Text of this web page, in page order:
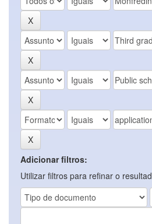
Adicionar filtros:
Utilizar filtros para refinar o